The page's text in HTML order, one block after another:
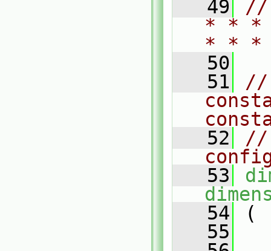
   49
//
* * *
* *
   50
   51
   52
//
   53
   54
(
   55